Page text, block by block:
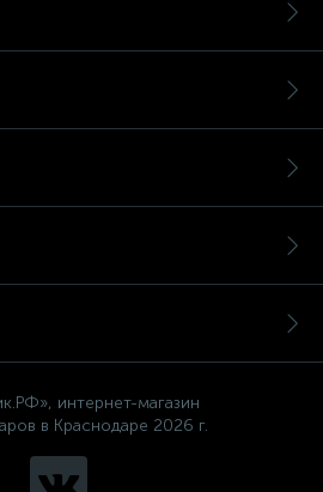
интернет-магазин
в Краснодаре 2026 г.